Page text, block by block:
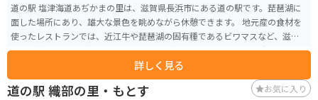
道の駅 塩津海道あぢかまの里は、滋賀県長浜市にある道の駅です。琵琶湖に
面した場所にあり、雄大な景色を眺めながら休憩できます。 地元産の食材を
使ったレストランでは、近江牛や琵琶湖の固有種であるビワマスなど、滋賀
の味が楽しめます。中でもおすすめは、店名にもなっている「あぢかま」で
す。これは、琵琶湖で獲れた小鮎を素焼きにし、塩味で仕上げた郷土料理で
す。お土産としても人気があります。 バイクで訪れる場合、琵琶湖沿いを走
る国道8号線からアクセスできます。道の駅には広い駐車場があり、休憩スペ
詳しく見る
道の駅 織部の里・もとす お気に入り